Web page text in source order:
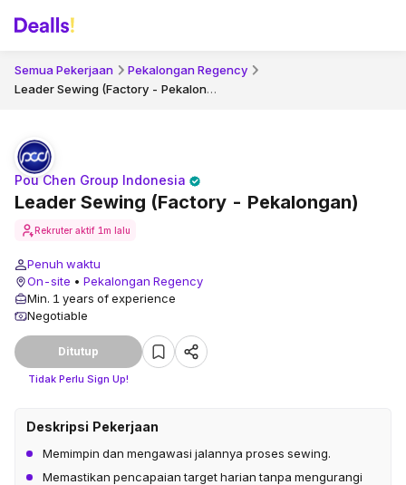
Semua Pekerjaan Pekalongan Regency
Leader Sewing (Factory - Pekalongan)
Leader Sewing (Factory - Pekalongan)
Pou Chen Group Indonesia
Rekruter aktif 1m lalu
Penuh waktu
On-site • Pekalongan Regency
Min. 1 years of experience
Negotiable
Ditutup
Tidak Perlu Sign Up!
Deskripsi Pekerjaan
Memimpin dan mengawasi jalannya proses sewing.
Memastikan pencapaian target harian tanpa mengurangi